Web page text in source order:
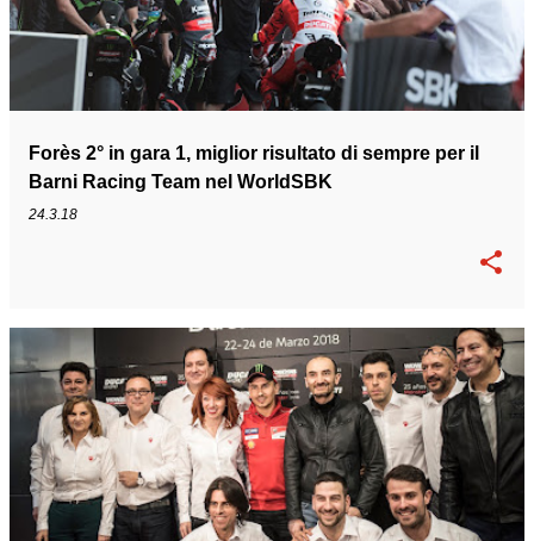
Forès 2° in gara 1, miglior risultato di sempre per il
Barni Racing Team nel WorldSBK
24.3.18